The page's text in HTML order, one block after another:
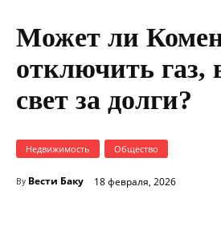
Может ли
отключить газ,
свет за долги?
Недвижимость Общество
By Вести Баку 18 февраля, 2026